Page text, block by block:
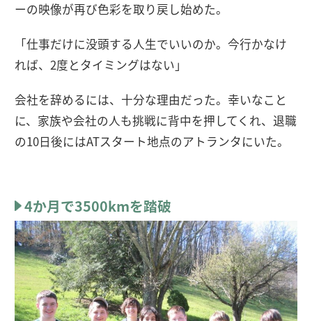
ーの映像が再び色彩を取り戻し始めた。
「仕事だけに没頭する人生でいいのか。今行かなけ
れば、2度とタイミングはない」
会社を辞めるには、十分な理由だった。幸いなこと
に、家族や会社の人も挑戦に背中を押してくれ、退職
の10日後にはATスタート地点のアトランタにいた。
4か月で3500kmを踏破